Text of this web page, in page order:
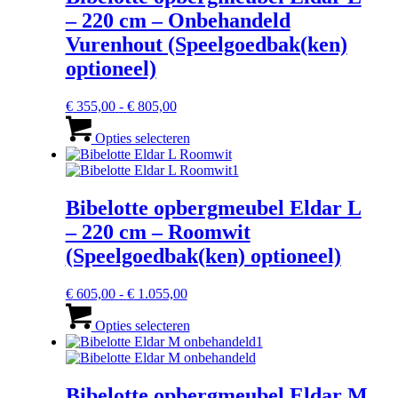
optie
kan
gekozen
worden
– 220 cm – Onbehandeld
Vurenhout (Speelgoedbak(ken)
optioneel)
€355,00 - €805,00Prijsklasse:
tot
€ 805,00
Opties selecterenproduct
heeft
meerdere
Deze
optie
kan
gekozen
worden
Bibelotte opbergmeubel Eldar L
– 220 cm – Roomwit
(Speelgoedbak(ken) optioneel)
€605,00 - €1.055,00Prijsklasse:
tot
€ 1.055,00
Opties selecterenproduct
heeft
meerdere
Deze